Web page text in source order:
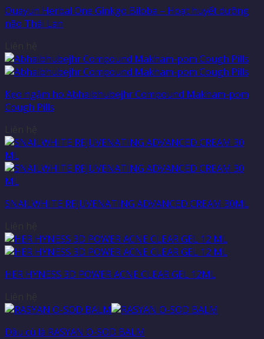
Ouayun Herbal One Ginkgo Biloba – Hoạt huyết dưỡng
não Thái Lan
Kẹo ngậm ho Abhaibhubejhr Compound Makham-pom
Cough Pills
SNAILWHITE REJUVENATING ADVANCED CREAM 30ML
HER HYNESS 3D POWER ACNE CLEAR GEL 12ML
Dầu cù là RASYAN O-SOD BALM